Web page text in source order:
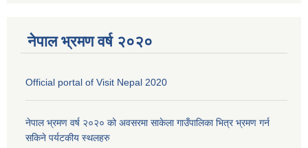
नेपाल भ्रमण वर्ष २०२०
Official portal of Visit Nepal 2020
नेपाल भ्रमण वर्ष २०२० को अवसरमा साकेला गाउँपालिका भित्र भ्रमण गर्न
सकिने पर्यटकीय स्थलहरु